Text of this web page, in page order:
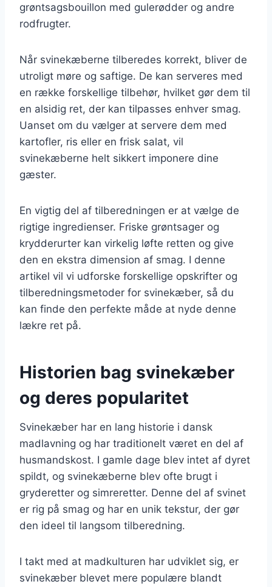
grøntsagsbouillon med gulerødder og andre
rodfrugter.
Når svinekæberne tilberedes korrekt, bliver de
utroligt møre og saftige. De kan serveres med
en række forskellige tilbehør, hvilket gør dem til
en alsidig ret, der kan tilpasses enhver smag.
Uanset om du vælger at servere dem med
kartofler, ris eller en frisk salat, vil
svinekæberne helt sikkert imponere dine
gæster.
En vigtig del af tilberedningen er at vælge de
rigtige ingredienser. Friske grøntsager og
krydderurter kan virkelig løfte retten og give
den en ekstra dimension af smag. I denne
artikel vil vi udforske forskellige opskrifter og
tilberedningsmetoder for svinekæber, så du
kan finde den perfekte måde at nyde denne
lækre ret på.
Historien bag svinekæber
og deres popularitet
Svinekæber har en lang historie i dansk
madlavning og har traditionelt været en del af
husmandskost. I gamle dage blev intet af dyret
spildt, og svinekæberne blev ofte brugt i
gryderetter og simreretter. Denne del af svinet
er rig på smag og har en unik tekstur, der gør
den ideel til langsom tilberedning.
I takt med at madkulturen har udviklet sig, er
svinekæber blevet mere populære blandt